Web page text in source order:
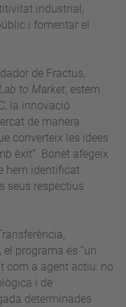
industrial,
i fomentar el
de Fractus,
to Market , estem
la innovació
de manera
converteix les idees
èxit”. Bonet afegeix
hem identificat
seus respectius
programa és “un
com a agent actiu: no
i de
determinades